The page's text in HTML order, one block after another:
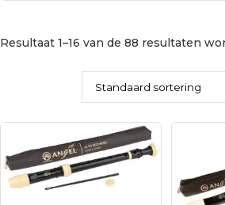
Resultaat 1–16 van de 88 resultaten